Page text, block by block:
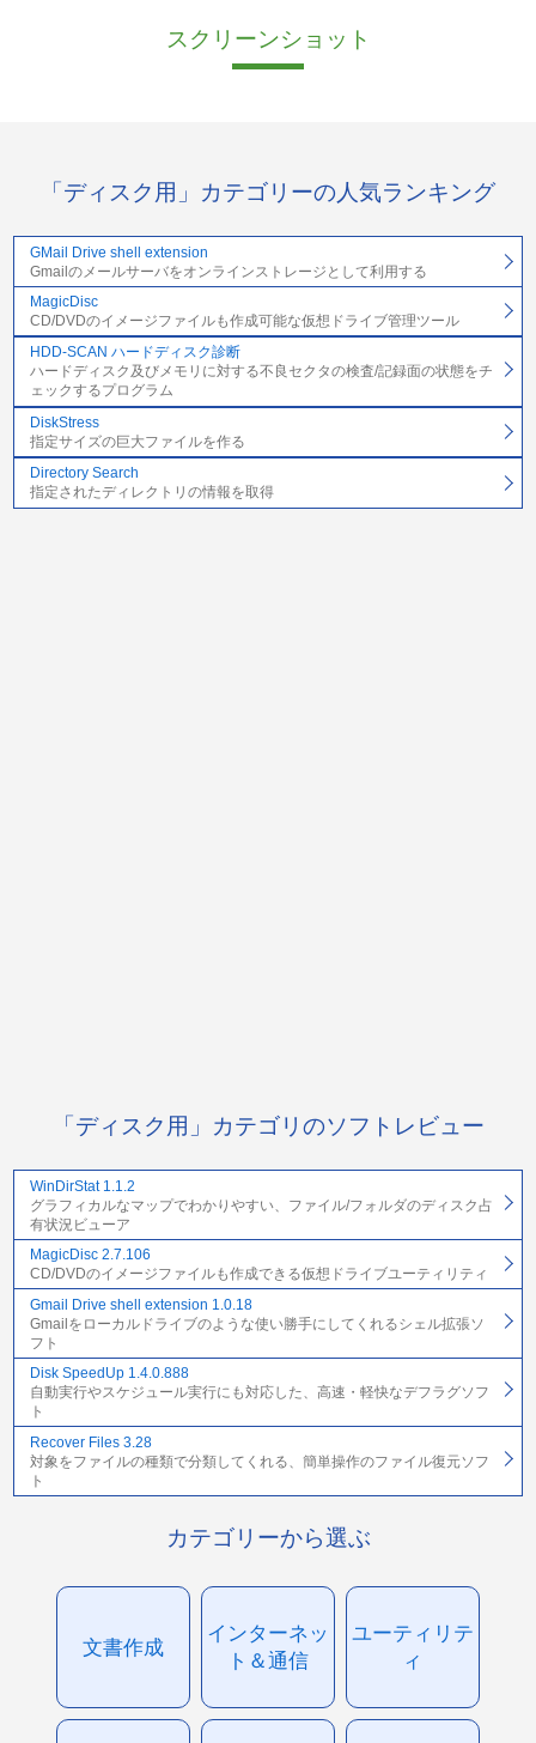
スクリーンショット
「ディスク用」カテゴリーの人気ランキング
GMail Drive shell extension
Gmailのメールサーバをオンラインストレージとして利用する
MagicDisc
CD/DVDのイメージファイルも作成可能な仮想ドライブ管理ツール
HDD-SCAN ハードディスク診断
ハードディスク及びメモリに対する不良セクタの検査/記録面の状態をチ
ェックするプログラム
DiskStress
指定サイズの巨大ファイルを作る
Directory Search
指定されたディレクトリの情報を取得
「ディスク用」カテゴリのソフトレビュー
WinDirStat 1.1.2
グラフィカルなマップでわかりやすい、ファイル/フォルダのディスク占
有状況ビューア
MagicDisc 2.7.106
CD/DVDのイメージファイルも作成できる仮想ドライブユーティリティ
Gmail Drive shell extension 1.0.18
Gmailをローカルドライブのような使い勝手にしてくれるシェル拡張ソ
フト
Disk SpeedUp 1.4.0.888
自動実行やスケジュール実行にも対応した、高速・軽快なデフラグソフ
ト
Recover Files 3.28
対象をファイルの種類で分類してくれる、簡単操作のファイル復元ソフ
ト
カテゴリーから選ぶ
文書作成
インターネッ
ト＆通信
ユーティリテ
ィ